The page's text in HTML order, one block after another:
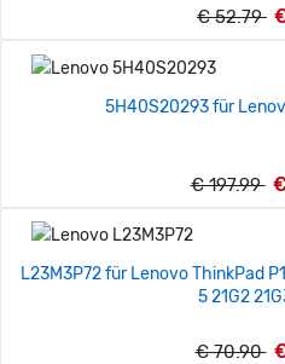
€ 52.79
5H40S20293 für
€ 197.99
L23M3P72 für Lenovo ThinkPad
5 21G2
€ 70.90